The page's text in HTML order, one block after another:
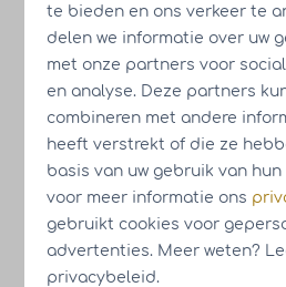
Extra 4%
Gratis gebruik van
Onbeperkt aantal
per jaar
Proef alvast de sfeer
te bieden en ons verkeer te
delen we informatie over uw
met onze partners voor
en analyse. Deze partners
combineren met andere
heeft verstrekt of die ze
basis van uw gebruik van
voor meer informatie ons
gebruikt cookies voor
advertenties. Meer weten?
privacybeleid.